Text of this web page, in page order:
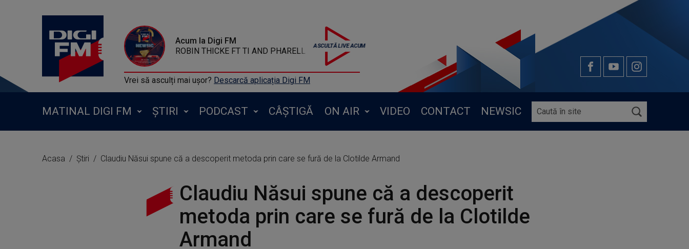
Acum la Digi FM
ROBIN THICKE FT TI AND PHARELL - Blurred Lines
Vrei să asculți mai ușor? Descarcă aplicația Digi FM
MATINAL DIGI FM ȘTIRI PODCAST CÂȘTIGĂ ON AIR VIDEO CONTACT NEWSIC
Acasa Știri Claudiu Năsui spune că a descoperit metoda prin care se fură de la Clotilde Armand
Claudiu Năsui spune că a descoperit
metoda prin care se fură de la Clotilde
Armand